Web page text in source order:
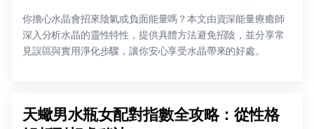
你擔心水晶會招來陰氣或負面能量嗎？本文由資深能量療癒師
深入分析水晶的靈性特性，提供具體方法避免招陰，並分享常
見誤區與實用淨化步驟，讓你安心享受水晶帶來的好處。
天蠍男水瓶女配對指數全攻略：從性格